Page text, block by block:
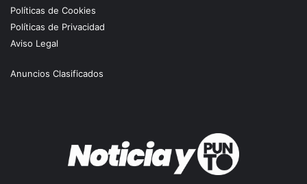
Políticas de Cookies
Políticas de Privacidad
Aviso Legal
Anuncios Clasificados